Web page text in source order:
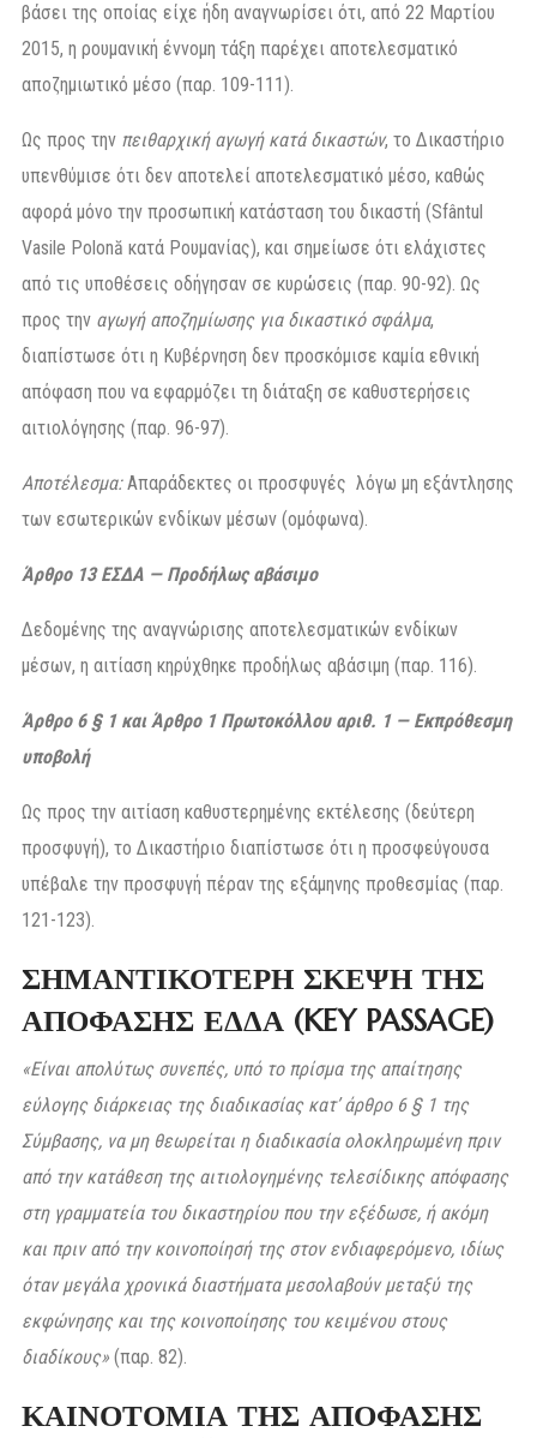
βάσει της οποίας είχε ήδη αναγνωρίσει ότι, από 22 Μαρτίου
2015, η ρουμανική έννομη τάξη παρέχει αποτελεσματικό
αποζημιωτικό μέσο (παρ. 109-111).
Ως προς την πειθαρχική αγωγή κατά δικαστών, το Δικαστήριο
υπενθύμισε ότι δεν αποτελεί αποτελεσματικό μέσο, καθώς
αφορά μόνο την προσωπική κατάσταση του δικαστή (Sfântul
Vasile Polonă κατά Ρουμανίας), και σημείωσε ότι ελάχιστες
από τις υποθέσεις οδήγησαν σε κυρώσεις (παρ. 90-92). Ως
προς την αγωγή αποζημίωσης για δικαστικό σφάλμα,
διαπίστωσε ότι η Κυβέρνηση δεν προσκόμισε καμία εθνική
απόφαση που να εφαρμόζει τη διάταξη σε καθυστερήσεις
αιτιολόγησης (παρ. 96-97).
Αποτέλεσμα:Απαράδεκτες οι προσφυγές λόγω μη εξάντλησης
των εσωτερικών ενδίκων μέσων (ομόφωνα).
Άρθρο 13 ΕΣΔΑ — Προδήλως αβάσιμο
Δεδομένης της αναγνώρισης αποτελεσματικών ενδίκων
μέσων, η αιτίαση κηρύχθηκε προδήλως αβάσιμη (παρ. 116).
Άρθρο 6 § 1 και Άρθρο 1 Πρωτοκόλλου αριθ. 1 — Εκπρόθεσμη
υποβολή
Ως προς την αιτίαση καθυστερημένης εκτέλεσης (δεύτερη
προσφυγή), το Δικαστήριο διαπίστωσε ότι η προσφεύγουσα
υπέβαλε την προσφυγή πέραν της εξάμηνης προθεσμίας (παρ.
121-123).
ΣΗΜΑΝΤΙΚΟΤΕΡΗ ΣΚΕΨΗ ΤΗΣ
ΑΠΟΦΑΣΗΣ ΕΔΔΑ (KEY PASSAGE)
«Είναι απολύτως συνεπές, υπό το πρίσμα της απαίτησης
εύλογης διάρκειας της διαδικασίας κατ’ άρθρο 6 § 1 της
Σύμβασης, να μη θεωρείται η διαδικασία ολοκληρωμένη πριν
από την κατάθεση της αιτιολογημένης τελεσίδικης απόφασης
στη γραμματεία του δικαστηρίου που την εξέδωσε, ή ακόμη
και πριν από την κοινοποίησή της στον ενδιαφερόμενο, ιδίως
όταν μεγάλα χρονικά διαστήματα μεσολαβούν μεταξύ της
εκφώνησης και της κοινοποίησης του κειμένου στους
διαδίκους» (παρ. 82).
ΚΑΙΝΟΤΟΜΙΑ ΤΗΣ ΑΠΟΦΑΣΗΣ